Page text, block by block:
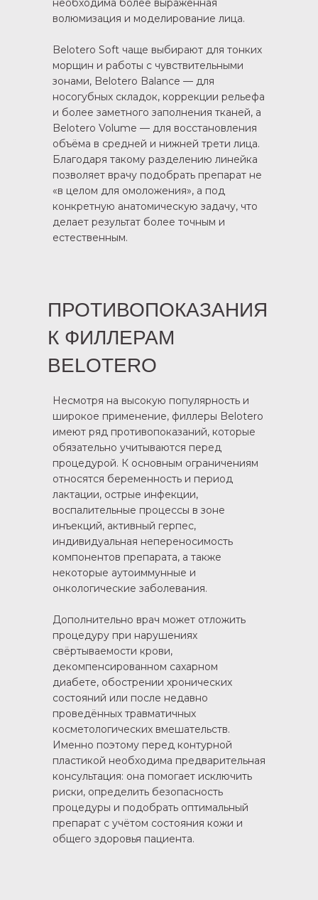
необходима более выраженная
волюмизация и моделирование лица.
Belotero Soft чаще выбирают для тонких
морщин и работы с чувствительными
зонами, Belotero Balance — для
носогубных складок, коррекции рельефа
и более заметного заполнения тканей, а
Belotero Volume — для восстановления
объёма в средней и нижней трети лица.
Благодаря такому разделению линейка
позволяет врачу подобрать препарат не
«в целом для омоложения», а под
конкретную анатомическую задачу, что
делает результат более точным и
естественным.
ПРОТИВОПОКАЗАНИЯ
К ФИЛЛЕРАМ
BELOTERO
Несмотря на высокую популярность и
широкое применение, филлеры Belotero
имеют ряд противопоказаний, которые
обязательно учитываются перед
процедурой. К основным ограничениям
относятся беременность и период
лактации, острые инфекции,
воспалительные процессы в зоне
инъекций, активный герпес,
индивидуальная непереносимость
компонентов препарата, а также
некоторые аутоиммунные и
онкологические заболевания.
Дополнительно врач может отложить
процедуру при нарушениях
свёртываемости крови,
декомпенсированном сахарном
диабете, обострении хронических
состояний или после недавно
проведённых травматичных
косметологических вмешательств.
Именно поэтому перед контурной
пластикой необходима предварительная
консультация: она помогает исключить
риски, определить безопасность
процедуры и подобрать оптимальный
препарат с учётом состояния кожи и
общего здоровья пациента.